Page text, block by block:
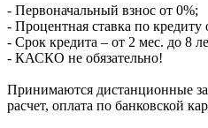
- Первоначальный взнос от 0%;
- Процентная ставка по кредиту
- Срок кредита – от 2 мес. до 8
- КАСКО не обязательно!
Принимаются дистанционные
расчет, оплата по банковской